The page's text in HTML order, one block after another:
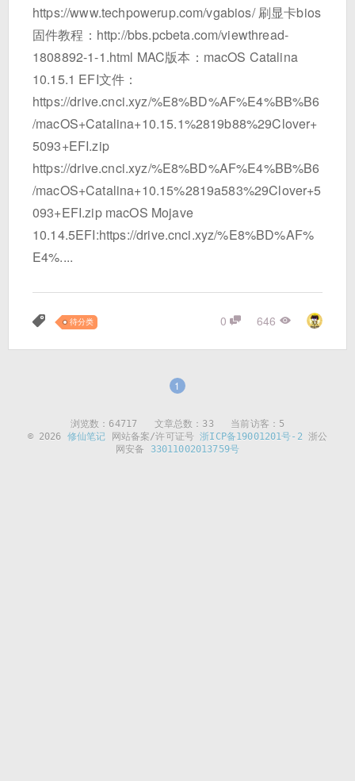
https://www.techpowerup.com/vgabios/ 刷显卡bios
固件教程：http://bbs.pcbeta.com/viewthread-
1808892-1-1.html MAC版本：macOS Catalina
10.15.1 EFI文件：
https://drive.cnci.xyz/%E8%BD%AF%E4%BB%B6
/macOS+Catalina+10.15.1%2819b88%29Clover+
5093+EFI.zip
https://drive.cnci.xyz/%E8%BD%AF%E4%BB%B6
/macOS+Catalina+10.15%2819a583%29Clover+5
093+EFI.zip macOS Mojave
10.14.5EFI:https://drive.cnci.xyz/%E8%BD%AF%
E4%....
待分类 0 646
1
浏览数： 64717 文章总数：33 当前访客：5
© 2026 修仙笔记 网站备案/许可证号浙ICP备19001201号-2 浙公
网安备 33011002013759号